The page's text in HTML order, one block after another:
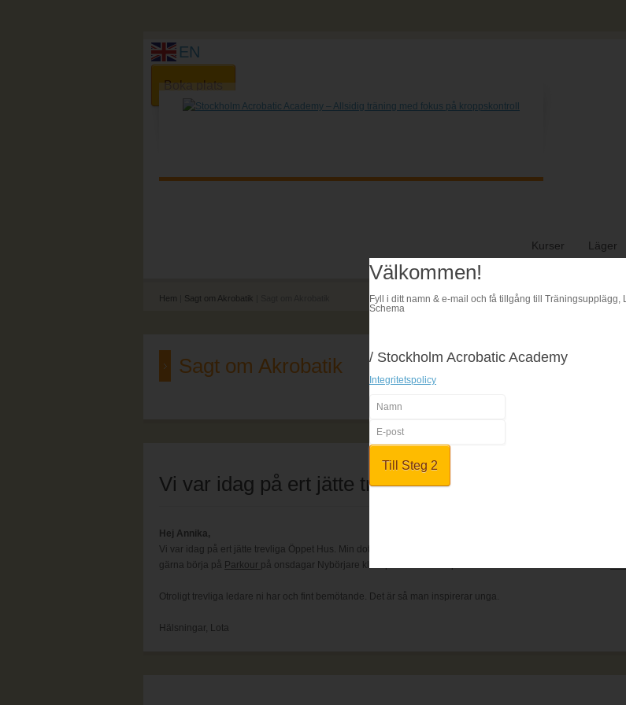
EN
Boka plats
Kurser Läger
Hem Sagt om Akrobatik
Sagt om Akrobatik
Vi var idag på ert jätte trevliga Öppet Hus
Hej Annika,
Vi var idag på ert jätte trevliga Öppet Hus. Min dotter anmälde sig till en provlektion i
söndag den 22/9
gärna börja på Parkour på onsdagar Nybörjare kl 18 på GIH. Har du platser kvar? Hon är även anmäld till
Otroligt trevliga ledare ni har och fint bemötande. Det är så man inspirerar unga.
Hälsningar, Lota
Välkommen!
Fyll i ditt namn & e-mail och få tillgång till Träningsupplägg,
Schema
/ Stockholm Acrobatic Academy
Integritetspolicy